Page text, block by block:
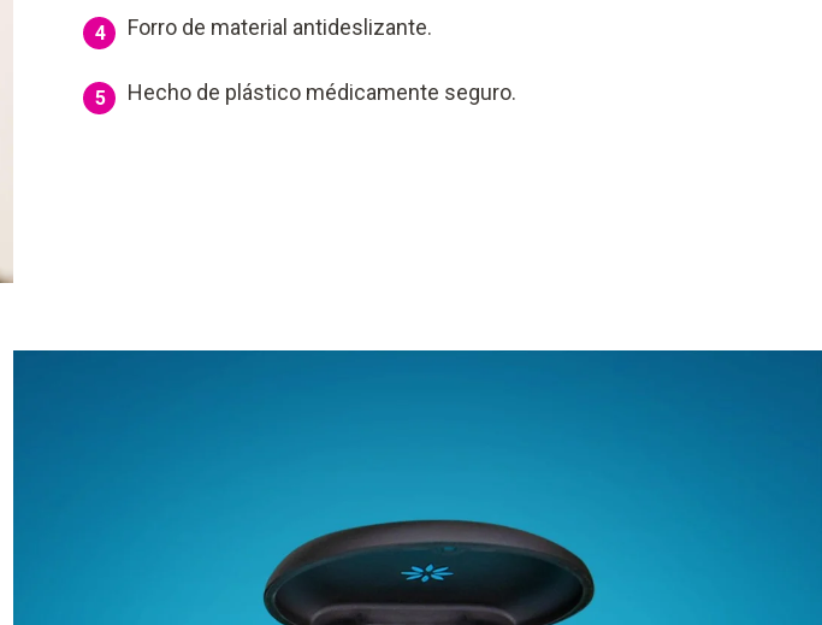
4 Forro de material antideslizante.
5 Hecho de plástico médicamente seguro.